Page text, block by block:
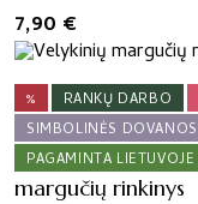
7,90 €
% RANKŲ DARBO
SIMBOLINĖS DOVANOS
PAGAMINTA LIETUVOJE
margučių rinkinys